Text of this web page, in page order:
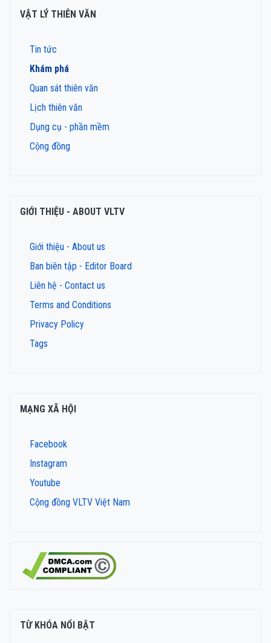
VẬT LÝ THIÊN VĂN
Tin tức
Khám phá
Quan sát thiên văn
Lịch thiên văn
Dụng cụ - phần mềm
Cộng đồng
GIỚI THIỆU - ABOUT VLTV
Giới thiệu - About us
Ban biên tập - Editor Board
Liên hệ - Contact us
Terms and Conditions
Privacy Policy
Tags
MẠNG XÃ HỘI
Facebook
Instagram
Youtube
Cộng đồng VLTV Việt Nam
TỪ KHÓA NỔI BẬT